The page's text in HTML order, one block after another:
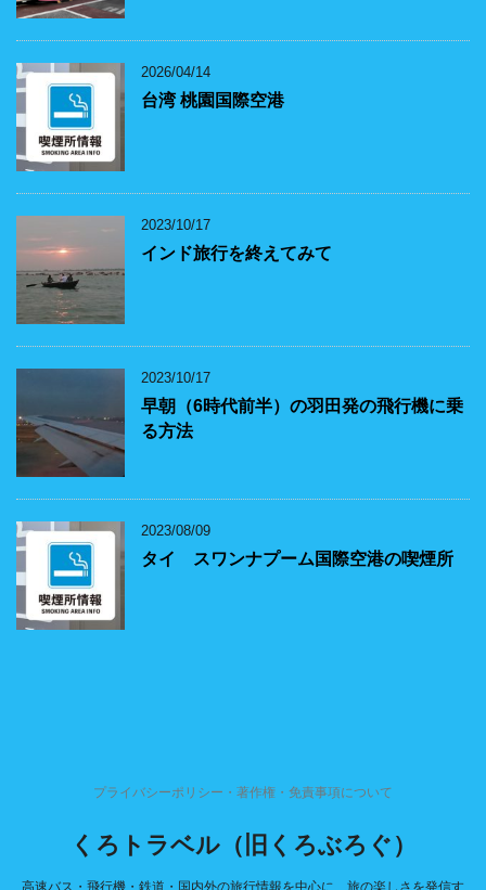
2026/04/14
台湾 桃園国際空港
2023/10/17
インド旅行を終えてみて
2023/10/17
早朝（6時代前半）の羽田発の飛行機に乗
る方法
2023/08/09
タイ スワンナプーム国際空港の喫煙所
プライバシーポリシー・著作権・免責事項について
くろトラベル（旧くろぶろぐ）
高速バス・飛行機・鉄道・国内外の旅行情報を中心に、旅の楽しさを発信す